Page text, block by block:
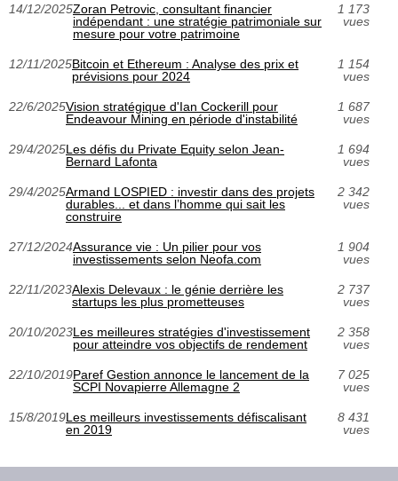
14/12/2025Zoran Petrovic, consultant financier
indépendant : une stratégie patrimoniale sur
mesure pour votre patrimoine
1 173
vues
12/11/2025Bitcoin et Ethereum : Analyse des prix et
prévisions pour 2024
1 154
vues
22/6/2025Vision stratégique d'Ian Cockerill pour
Endeavour Mining en période d'instabilité
1 687
vues
29/4/2025Les défis du Private Equity selon Jean-
Bernard Lafonta
1 694
vues
29/4/2025Armand LOSPIED : investir dans des projets
durables... et dans l’homme qui sait les
construire
2 342
vues
27/12/2024Assurance vie : Un pilier pour vos
investissements selon Neofa.com
1 904
vues
22/11/2023Alexis Delevaux : le génie derrière les
startups les plus prometteuses
2 737
vues
20/10/2023Les meilleures stratégies d'investissement
pour atteindre vos objectifs de rendement
2 358
vues
22/10/2019Paref Gestion annonce le lancement de la
SCPI Novapierre Allemagne 2
7 025
vues
15/8/2019Les meilleurs investissements défiscalisant
en 2019
8 431
vues